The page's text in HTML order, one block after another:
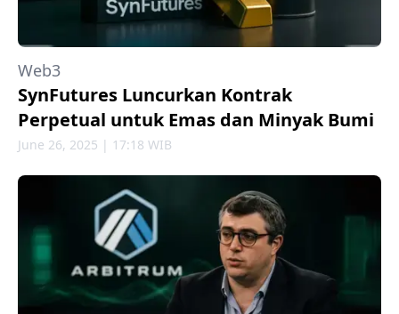
Web3
SynFutures Luncurkan Kontrak
Perpetual untuk Emas dan Minyak Bumi
June 26, 2025 | 17:18 WIB